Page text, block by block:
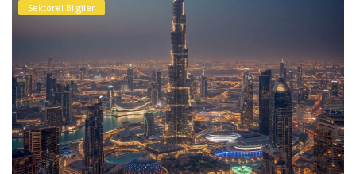
Sektörel Bilgiler